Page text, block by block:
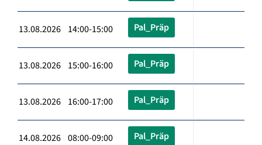
13.08.2026 14:00-15:00 Pal_Präp
13.08.2026 15:00-16:00 Pal_Präp
13.08.2026 16:00-17:00 Pal_Präp
14.08.2026 08:00-09:00 Pal_Präp